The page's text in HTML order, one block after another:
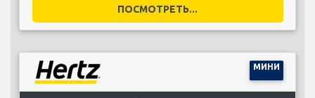
ПОСМОТРЕТЬ...
МИНИ